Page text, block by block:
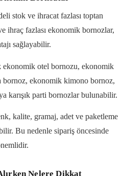
stok ve ihracat fazlası toptan
ihraç fazlası ekonomik bornozlar,
sağlayabilir.
ekonomik otel bornozu, ekonomik
bornoz, ekonomik kimono bornoz,
karışık parti bornozlar bulunabilir.
kalite, gramaj, adet ve paketleme
Bu nedenle sipariş öncesinde
Nelere Dikkat